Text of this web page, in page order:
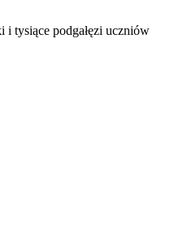
i tysiące podgałęzi uczniów